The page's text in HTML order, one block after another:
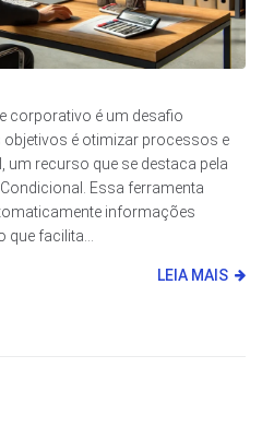
corporativo é um desafio
é otimizar processos e
um recurso que se destaca pela
Essa ferramenta
informações
facilita...
LEIA MAIS